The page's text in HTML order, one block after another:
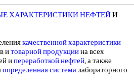
ХАРАКТЕРИСТИКИ НЕФТЕЙИ
качественной характеристики
итоварной продукциина всех
ипереработкой нефтей, а также
определенная системалабораторного